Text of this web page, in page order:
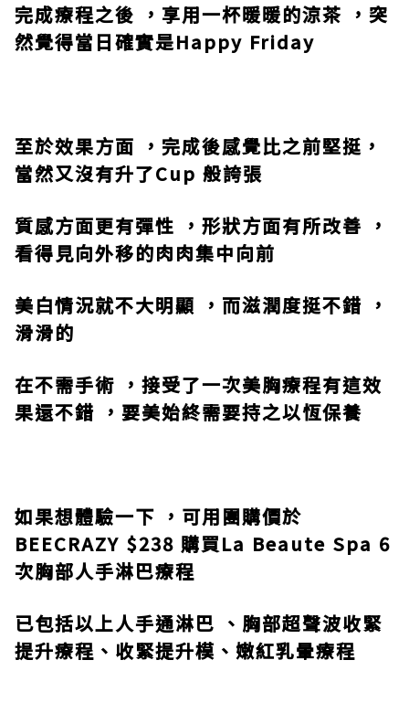
完成療程之後 ，享用一杯暖暖的涼茶 ，突
然覺得當日確實是Happy Friday
至於效果方面 ，完成後感覺比之前堅挺，
當然又沒有升了Cup 般誇張
質感方面更有彈性 ，形狀方面有所改善 ，
看得見向外移的肉肉集中向前
美白情況就不大明顯 ，而滋潤度挺不錯 ，
滑滑的
在不需手術 ，接受了一次美胸療程有這效
果還不錯 ，要美始終需要持之以恆保養
如果想體驗一下 ，可用團購價於
BEECRAZY $238 購買La Beaute Spa 6
次胸部人手淋巴療程
已包括以上人手通淋巴 、胸部超聲波收緊
提升療程、收緊提升模、嫩紅乳暈療程